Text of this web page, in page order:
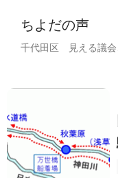
ちよだの声
千代田区 見える議会